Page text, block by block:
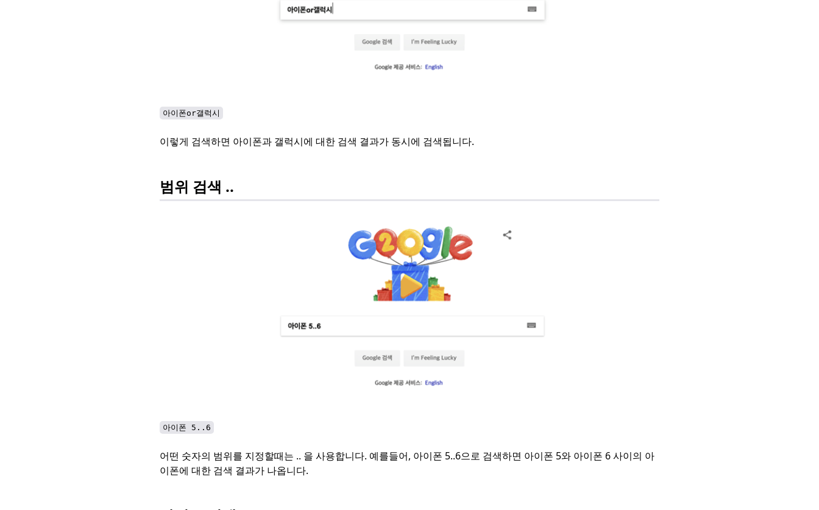
아이폰or갤럭시
이렇게 검색하면 아이폰과 갤럭시에 대한 검색 결과가 동시에 검색됩니다.
범위 검색 ..
아이폰 5..6
어떤 숫자의 범위를 지정할때는 .. 을 사용합니다. 예를들어, 아이폰 5..6으로 검색하면 아이폰 5와 아이폰 6 사이의 아
이폰에 대한 검색 결과가 나옵니다.